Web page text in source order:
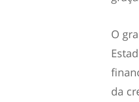
O
da